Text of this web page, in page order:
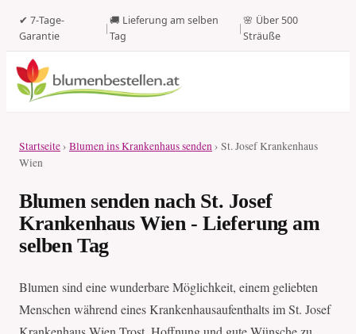
✔ 7-Tage-
Garantie
|
🚚 Lieferung am selben
Tag
|
🌸 Über 500
Sträuße
Startseite› Blumen ins Krankenhaus senden› St. Josef Krankenhaus
Wien
Blumen senden nach St. Josef
Krankenhaus Wien - Lieferung am
selben Tag
Blumen sind eine wunderbare Möglichkeit, einem geliebten
Menschen während eines Krankenhausaufenthalts im St. Josef